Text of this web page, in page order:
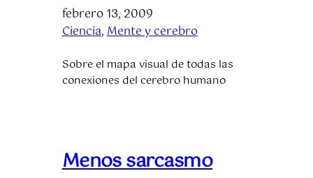
febrero 13, 2009
Ciencia, Mente y cerebro
Sobre el mapa visual de todas las
conexiones del cerebro humano
Menos sarcasmo